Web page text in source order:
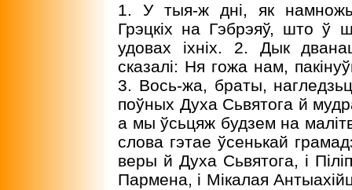
1. У тыя-ж дні, як
Грэцкіх на Гэбрэяў, што ў
удовах іхніх. 2. Дык
сказалі: Ня гожа нам,
3. Вось-жа, браты,
поўных Духа Сьвятога й
а мы ўсьцяж будзем на
слова гэтае ўсенькай
веры й Духа Сьвятога, і
Пармена, і Мікалая